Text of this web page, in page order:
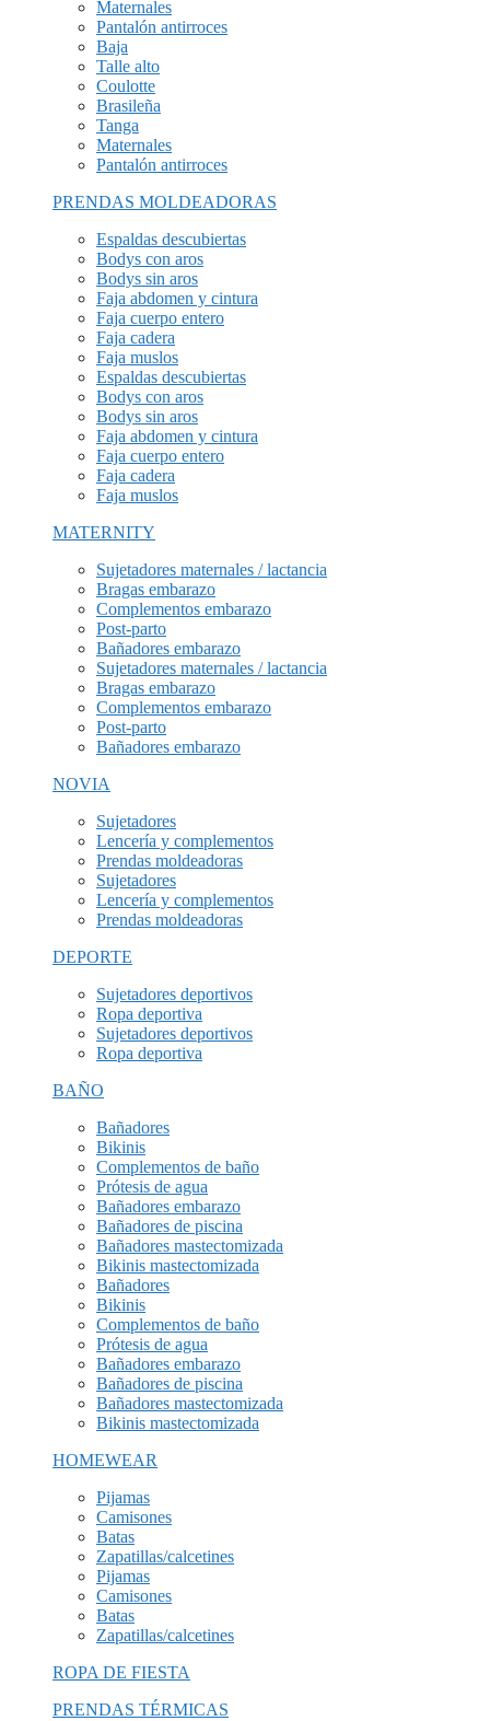
Maternales
Pantalón antirroces
Baja
Talle alto
Coulotte
Brasileña
Tanga
Maternales
Pantalón antirroces
PRENDAS MOLDEADORAS
Espaldas descubiertas
Bodys con aros
Bodys sin aros
Faja abdomen y cintura
Faja cuerpo entero
Faja cadera
Faja muslos
Espaldas descubiertas
Bodys con aros
Bodys sin aros
Faja abdomen y cintura
Faja cuerpo entero
Faja cadera
Faja muslos
MATERNITY
Sujetadores maternales / lactancia
Bragas embarazo
Complementos embarazo
Post-parto
Bañadores embarazo
Sujetadores maternales / lactancia
Bragas embarazo
Complementos embarazo
Post-parto
Bañadores embarazo
NOVIA
Sujetadores
Lencería y complementos
Prendas moldeadoras
Sujetadores
Lencería y complementos
Prendas moldeadoras
DEPORTE
Sujetadores deportivos
Ropa deportiva
Sujetadores deportivos
Ropa deportiva
BAÑO
Bañadores
Bikinis
Complementos de baño
Prótesis de agua
Bañadores embarazo
Bañadores de piscina
Bañadores mastectomizada
Bikinis mastectomizada
Bañadores
Bikinis
Complementos de baño
Prótesis de agua
Bañadores embarazo
Bañadores de piscina
Bañadores mastectomizada
Bikinis mastectomizada
HOMEWEAR
Pijamas
Camisones
Batas
Zapatillas/calcetines
Pijamas
Camisones
Batas
Zapatillas/calcetines
ROPA DE FIESTA
PRENDAS TÉRMICAS